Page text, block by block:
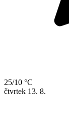
25/10 °C
čtvrtek 13. 8.